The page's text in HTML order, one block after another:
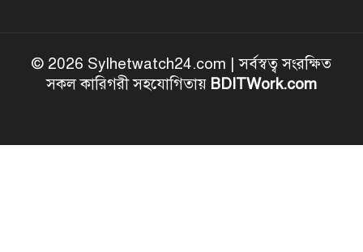
© 2026 Sylhetwatch24.com | সর্বস্বত্ব সংরক্ষিত
সকল কারিগরী সহযোগিতায় BDITWork.com